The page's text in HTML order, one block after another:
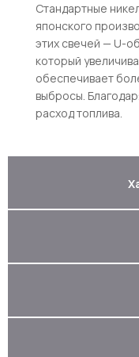
Стандартные
японского
этих свечей — U-
который
обеспечивает
выбросы.
расход топлива.